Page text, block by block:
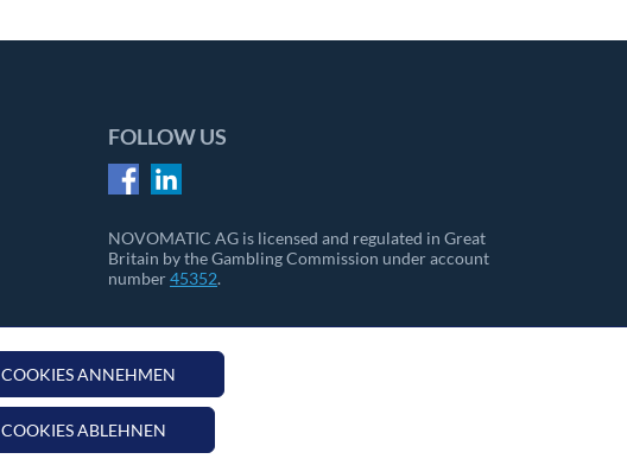
FOLLOW US
NOVOMATIC AG is licensed and regulated in Great
Britain by the Gambling Commission under account
number45352.
COOKIES ANNEHMEN
COOKIES ABLEHNEN